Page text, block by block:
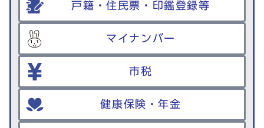
戸籍・住民票・印鑑登録等
マイナンバー
市税
健康保険・年金